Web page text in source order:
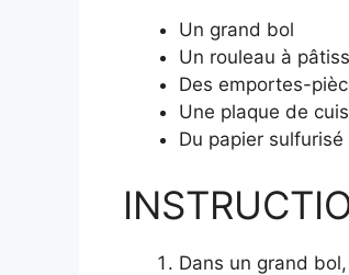
Un grand bol
Un rouleau à
Des emportes-
Une plaque de
Du papier sulfurisé
Dans un grand